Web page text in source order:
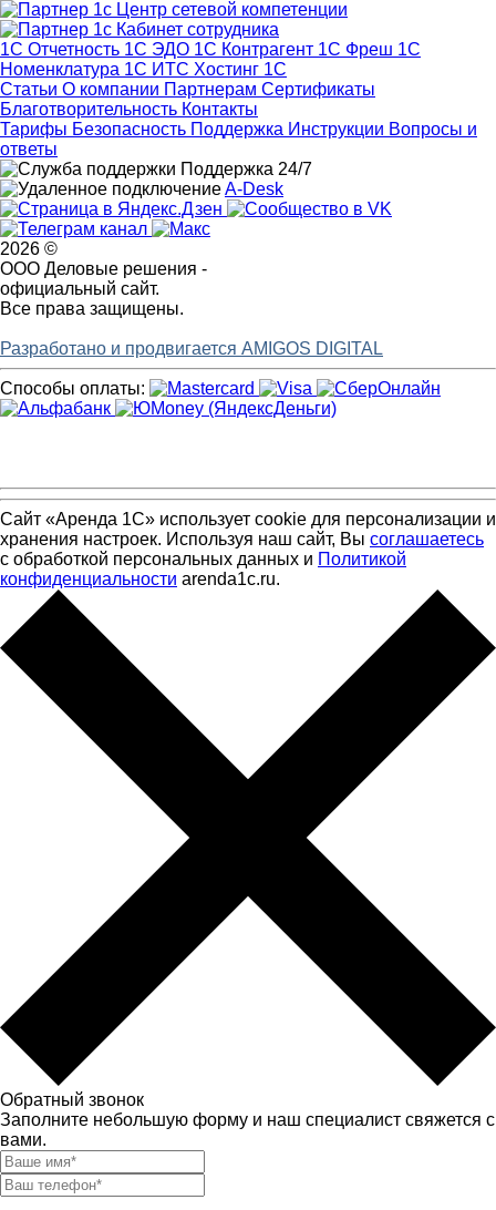
1С Отчетность 1С ЭДО 1С Контрагент 1С Фреш 1С
Номенклатура 1С ИТС Хостинг 1С
Статьи О компании Партнерам Сертификаты
Благотворительность Контакты
Тарифы Безопасность Поддержка Инструкции Вопросы и
ответы
Поддержка 24/7
A-Desk
2026 ©
ООО Деловые решения -
официальный сайт.
Все права защищены.
Разработано и продвигается AMIGOS DIGITAL
Способы оплаты:
Сайт «Аренда 1С» использует cookie для персонализации и
хранения настроек. Используя наш сайт, Вы соглашаетесь
с обработкой персональных данных и Политикой
конфиденциальности arenda1c.ru.
Обратный звонок
Заполните небольшую форму и наш специалист свяжется с
вами.